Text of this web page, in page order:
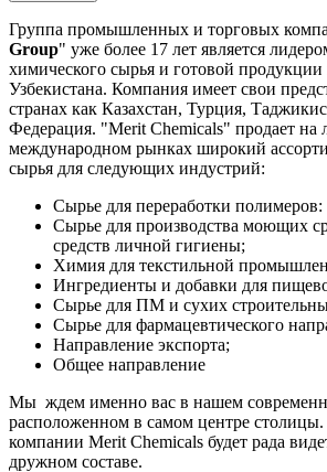
Группа промышленных и торговых
Group" уже более 17 лет является
химического сырья и готовой
Узбекистана. Компания имеет свои
странах как Казахстан, Турция,
Федерация. "Merit Chemicals" продает на
международном рынках широкий
сырья для следующих индустрий:
Сырье для переработки полимеров:
Сырье для производства моющих
средств личной гигиены;
Химия для текстильной
Ингредиенты и добавки для
Сырье для ПМ и сухих
Сырье для фармацевтического
Направление экспорта;
Общее направление
Мы ждем именно вас в нашем
расположенном в самом центре
компании Merit Chemicals будет рада
дружном составе.